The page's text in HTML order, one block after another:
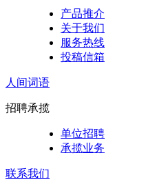
产品推介
关于我们
服务热线
投稿信箱
人间词语
招聘承揽
单位招聘
承揽业务
联系我们